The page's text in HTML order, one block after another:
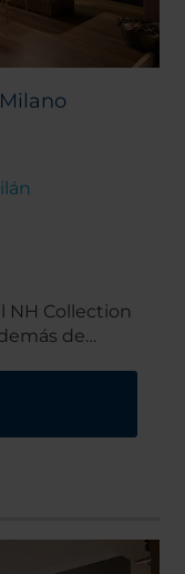
NH Collection
de
y a 15
fácil llegar